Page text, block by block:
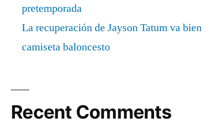
pretemporada
La recuperación de Jayson Tatum va bien
camiseta baloncesto
Recent Comments